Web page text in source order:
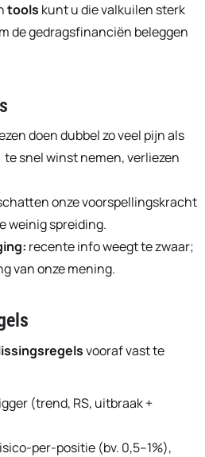
tools kunt u die valkuilen sterk
de gedragsfinanciën beleggen
doen dubbel zo veel pijn als
snel winst nemen, verliezen
onze voorspellingskracht
weinig spreiding.
recente info weegt te zwaar;
van onze mening.
vooraf vast te
(trend, RS, uitbraak +
per-positie (bv. 0,5–1%),